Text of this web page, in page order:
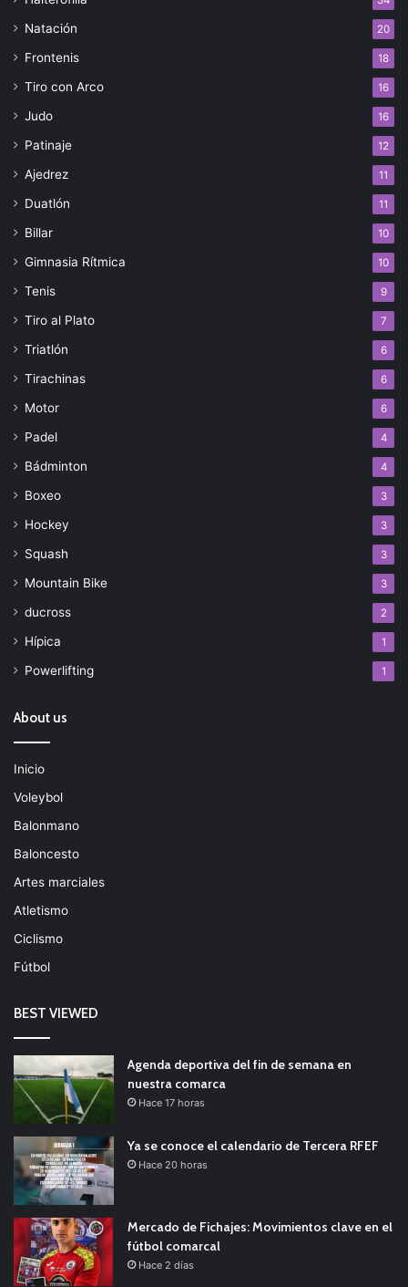
Natación 20
Frontenis 18
Tiro con Arco 16
Judo 16
Patinaje 12
Ajedrez 11
Duatlón 11
Billar 10
Gimnasia Rítmica 10
Tenis 9
Tiro al Plato 7
Triatlón 6
Tirachinas 6
Motor 6
Padel 4
Bádminton 4
Boxeo 3
Hockey 3
Squash 3
Mountain Bike 3
ducross 2
Hípica 1
Powerlifting 1
About us
Inicio
Voleybol
Balonmano
Baloncesto
Artes marciales
Atletismo
Ciclismo
Fútbol
BEST VIEWED
Agenda deportiva del fin de semana en
nuestra comarca
Hace 17 horas
Ya se conoce el calendario de Tercera RFEF
Hace 20 horas
Mercado de Fichajes: Movimientos clave en el
fútbol comarcal
Hace 2 días